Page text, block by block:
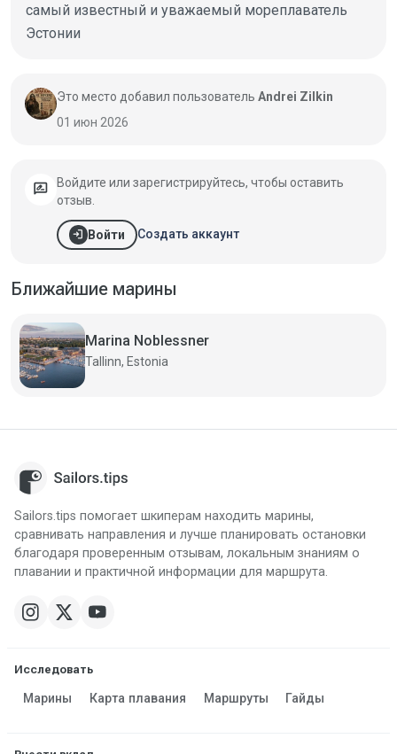
самый известный и уважаемый мореплаватель
Эстонии
Это место добавил пользователь Andrei Zilkin
01 июн 2026
rate_review
Войдите или зарегистрируйтесь, чтобы оставить
отзыв.
login Войти Создать аккаунт
Ближайшие марины
Marina Noblessner
Tallinn, Estonia
Sailors.tips помогает шкиперам находить марины,
сравнивать направления и лучше планировать остановки
благодаря проверенным отзывам, локальным знаниям о
плавании и практичной информации для маршрута.
Исследовать
Марины Карта плавания Маршруты Гайды